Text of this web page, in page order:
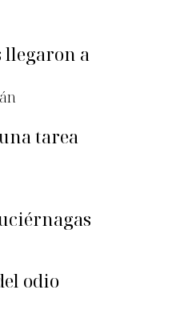
llegaron a
tarea
odio